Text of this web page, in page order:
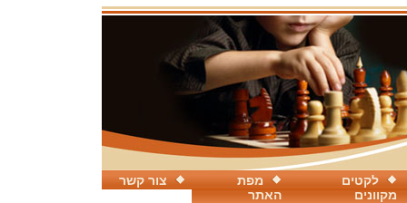
צור קשר
מפת
האתר
לקטים
מקוונים